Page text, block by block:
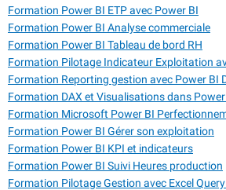
Formation Power BI ETP avec Power BI
Formation Power BI Analyse commerciale
Formation Power BI Tableau de bord RH
Formation Pilotage Indicateur Exploitation
Formation Reporting gestion avec Power BI
Formation DAX et Visualisations dans
Formation Microsoft Power BI
Formation Power BI Gérer son exploitation
Formation Power BI KPI et indicateurs
Formation Power BI Suivi Heures production
Formation Pilotage Gestion avec Excel